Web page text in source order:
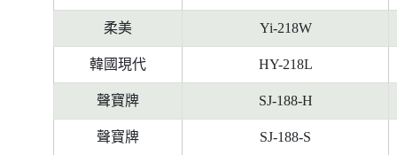
柔美 Yi-218W
韓國現代 HY-218L
聲寶牌 SJ-188-H
聲寶牌 SJ-188-S